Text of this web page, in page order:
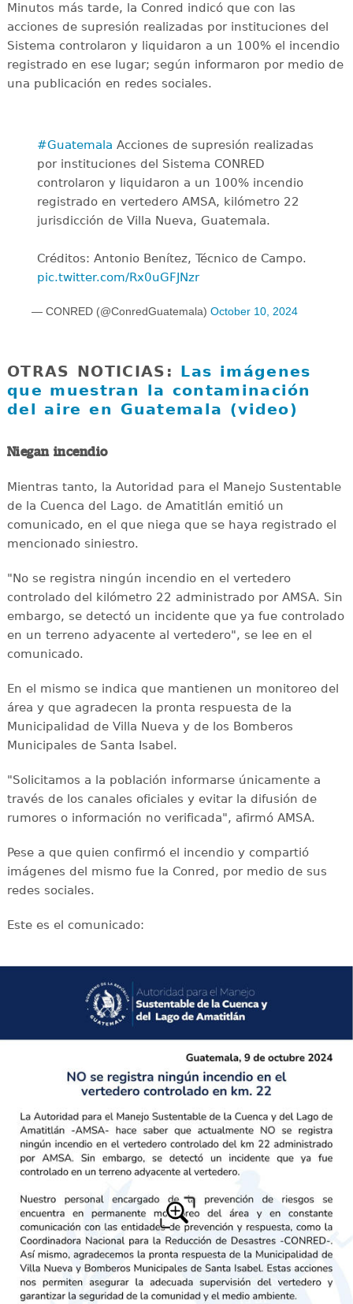
Minutos más tarde, la Conred indicó que con las
acciones de supresión realizadas por instituciones del
Sistema controlaron y liquidaron a un 100% el incendio
registrado en ese lugar; según informaron por medio de
una publicación en redes sociales.
#Guatemala Acciones de supresión realizadas
por instituciones del Sistema CONRED
controlaron y liquidaron a un 100% incendio
registrado en vertedero AMSA, kilómetro 22
jurisdicción de Villa Nueva, Guatemala.
Créditos: Antonio Benítez, Técnico de Campo.
pic.twitter.com/Rx0uGFJNzr
— CONRED (@ConredGuatemala) October 10, 2024
OTRAS NOTICIAS:
Las imágenes
que muestran la contaminación
del aire en Guatemala (video)
Niegan incendio
Mientras tanto, la Autoridad para el Manejo Sustentable
de la Cuenca del Lago. de Amatitlán emitió un
comunicado, en el que niega que se haya registrado el
mencionado siniestro.
"No se registra ningún incendio en el vertedero
controlado del kilómetro 22 administrado por AMSA. Sin
embargo, se detectó un incidente que ya fue controlado
en un terreno adyacente al vertedero", se lee en el
comunicado.
En el mismo se indica que mantienen un monitoreo del
área y que agradecen la pronta respuesta de la
Municipalidad de Villa Nueva y de los Bomberos
Municipales de Santa Isabel.
"Solicitamos a la población informarse únicamente a
través de los canales oficiales y evitar la difusión de
rumores o información no verificada", afirmó AMSA.
Pese a que quien confirmó el incendio y compartió
imágenes del mismo fue la Conred, por medio de sus
redes sociales.
Este es el comunicado: